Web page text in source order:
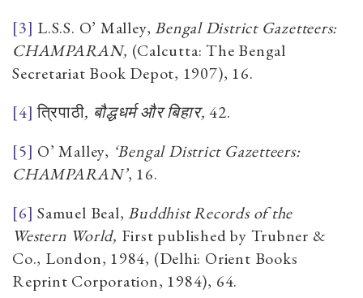
[3] L.S.S. O’ Malley,Bengal District Gazetteers:
CHAMPARAN, (Calcutta: The Bengal
Secretariat Book Depot, 1907), 16.
[4] त्रिपाठी, बौद्धधर्म और बिहार, 42.
[5] O’ Malley, ‘Bengal District Gazetteers:
CHAMPARAN’, 16.
[6] Samuel Beal,Buddhist Records of the
Western World, First published by Trubner &
Co., London, 1984, (Delhi: Orient Books
Reprint Corporation, 1984), 64.